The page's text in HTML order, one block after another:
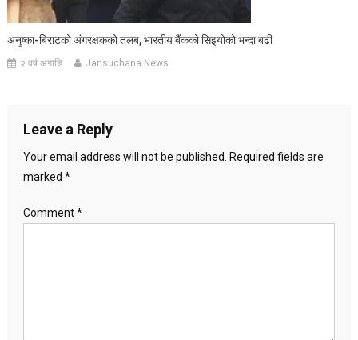
अनुष्का-बिराटको अंगरक्षकको तलब, भारतीय बैंकको सिइयोको भन्दा बढी
२ वर्ष अगाडि Jansuchana News
Leave a Reply
Your email address will not be published.
Required fields are
marked *
Comment*